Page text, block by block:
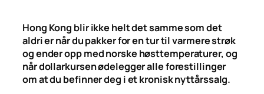
Hong Kong blir ikke helt det samme som det
aldri er når du pakker for en tur til varmere strøk
og ender opp med norske høsttemperaturer, og
når dollarkursen ødelegger alle forestillinger
om at du befinner deg i et kronisk nyttårssalg.